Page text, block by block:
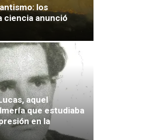
los
ciencia anunció
aquel
que estudiaba
en la